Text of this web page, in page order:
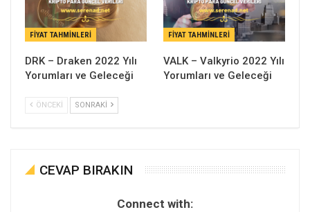
FIYAT TAHMINLERI
DRK – Draken 2022 Yılı
Yorumları ve Geleceği
FIYAT TAHMINLERI
VALK – Valkyrio 2022 Yılı
Yorumları ve Geleceği
ÖNCEKI SONRAKI
CEVAP BIRAKIN
Connect with: